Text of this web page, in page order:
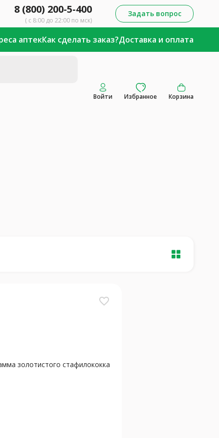
8 (800) 200-5-400
( с 8:00 до 22:00 по мск)
Задать вопрос
аптекКак сделать заказ?Доставка и оплата
Войти Избранное Корзина
favorite_border
золотистого стафилококка